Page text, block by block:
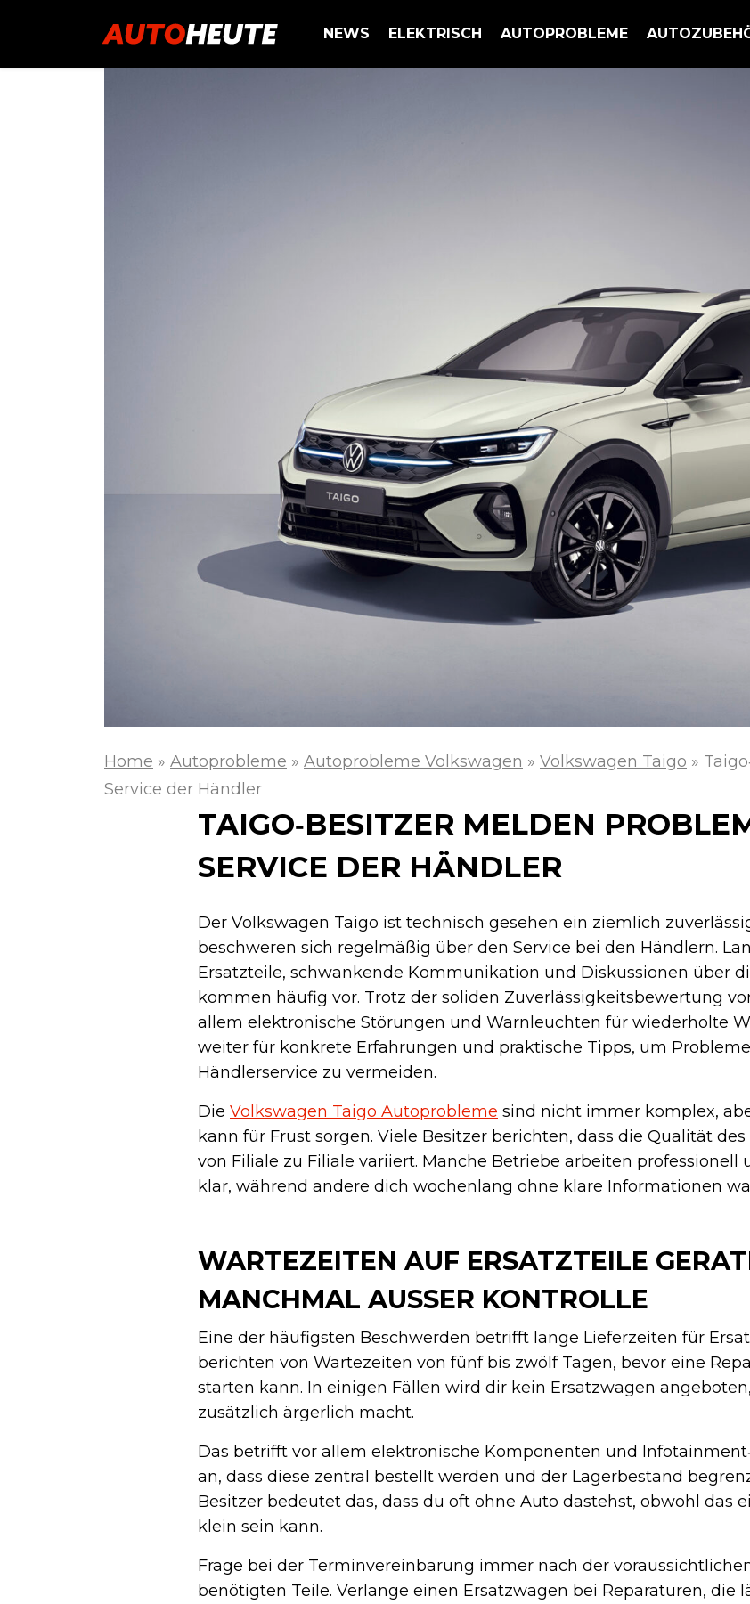
NEWS ELEKTRISCH AUTOPROBLEME
Home » Autoprobleme » Autoprobleme Volkswagen » Volkswagen Taigo »
Service der Händler
TAIGO‑BESITZER MELDEN
SERVICE DER HÄNDLER
Der Volkswagen Taigo ist technisch gesehen ein ziemlich
beschweren sich regelmäßig über den Service bei den Händlern.
Ersatzteile, schwankende Kommunikation und Diskussionen über
kommen häufig vor. Trotz der soliden Zuverlässigkeitsbewertung
allem elektronische Störungen und Warnleuchten für wiederholte
weiter für konkrete Erfahrungen und praktische Tipps, um
Händlerservice zu vermeiden.
Die Volkswagen Taigo Autoprobleme sind nicht immer komplex,
kann für Frust sorgen. Viele Besitzer berichten, dass die Qualität
von Filiale zu Filiale variiert. Manche Betriebe arbeiten professionell
klar, während andere dich wochenlang ohne klare Informationen
WARTEZEITEN AUF ERSATZTEILE
MANCHMAL AUSSER KONTROLLE
Eine der häufigsten Beschwerden betrifft lange Lieferzeiten für
berichten von Wartezeiten von fünf bis zwölf Tagen, bevor eine
starten kann. In einigen Fällen wird dir kein Ersatzwagen
zusätzlich ärgerlich macht.
Das betrifft vor allem elektronische Komponenten und
an, dass diese zentral bestellt werden und der Lagerbestand
Besitzer bedeutet das, dass du oft ohne Auto dastehst, obwohl das
klein sein kann.
Frage bei der Terminvereinbarung immer nach der
benötigten Teile. Verlange einen Ersatzwagen bei Reparaturen, die